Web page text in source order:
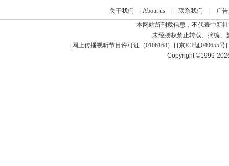
关于我们 About us| 联系我们
广
本网站所刊载信息，不代表中新
未经授权禁止转载、摘编、
[网上传播视听节目许可证（0106168） ] [京ICP证040655号]
Copyright ©1999-